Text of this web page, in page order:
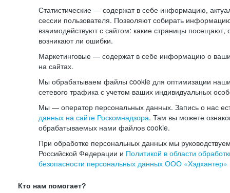
Статистические — содержат в себе информацию,
сессии пользователя. Позволяют собирать
взаимодействуют с сайтом: какие страницы посещают,
возникают ли ошибки.
Маркетинговые — содержат в себе информацию о
на сайтах.
Мы обрабатываем файлы cookie для оптимизации
сетевого трафика с учетом ваших индивидуальных
Мы — оператор персональных данных. Запись о нас
данных на сайте Роскомнадзора. Там вы можете
обрабатываемых нами файлов cookie.
При обработке персональных данных мы
Российской Федерации и Политикой в области
безопасности персональных данных ООО «Хэдхантер»
Кто нам помогает?